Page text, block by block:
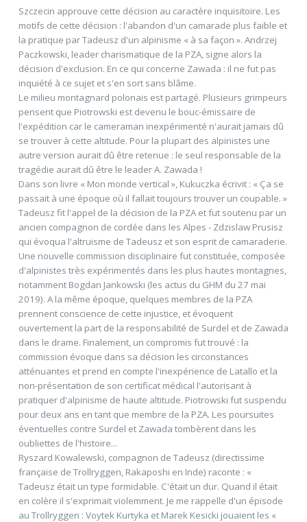
Szczecin approuve cette décision au caractère inquisitoire. Les
motifs de cette décision : l'abandon d'un camarade plus faible et
la pratique par Tadeusz d'un alpinisme « à sa façon ». Andrzej
Paczkowski, leader charismatique de la PZA, signe alors la
décision d'exclusion. En ce qui concerne Zawada : il ne fut pas
inquiété à ce sujet et s'en sort sans blâme.
Le milieu montagnard polonais est partagé. Plusieurs grimpeurs
pensent que Piotrowski est devenu le bouc-émissaire de
l'expédition car le cameraman inexpérimenté n'aurait jamais dû
se trouver à cette altitude. Pour la plupart des alpinistes une
autre version aurait dû être retenue : le seul responsable de la
tragédie aurait dû être le leader A. Zawada !
Dans son livre « Mon monde vertical », Kukuczka écrivit : « Ça se
passait à une époque où il fallait toujours trouver un coupable. »
Tadeusz fit l'appel de la décision de la PZA et fut soutenu par un
ancien compagnon de cordée dans les Alpes - Zdzislaw Prusisz
qui évoqua l'altruisme de Tadeusz et son esprit de camaraderie.
Une nouvelle commission disciplinaire fut constituée, composée
d'alpinistes très expérimentés dans les plus hautes montagnes,
notamment Bogdan Jankowski (les actus du GHM du 27 mai
2019). A la même époque, quelques membres de la PZA
prennent conscience de cette injustice, et évoquent
ouvertement la part de la responsabilité de Surdel et de Zawada
dans le drame. Finalement, un compromis fut trouvé : la
commission évoque dans sa décision les circonstances
atténuantes et prend en compte l'inexpérience de Latallo et la
non-présentation de son certificat médical l'autorisant à
pratiquer d'alpinisme de haute altitude. Piotrowski fut suspendu
pour deux ans en tant que membre de la PZA. Les poursuites
éventuelles contre Surdel et Zawada tombèrent dans les
oubliettes de l'histoire...
Ryszard Kowalewski, compagnon de Tadeusz (directissime
française de Trollryggen, Rakaposhi en Inde) raconte : «
Tadeusz était un type formidable. C'était un dur. Quand il était
en colère il s'exprimait violemment. Je me rappelle d'un épisode
au Trollryggen : Voytek Kurtyka et Marek Kesicki jouaient les «